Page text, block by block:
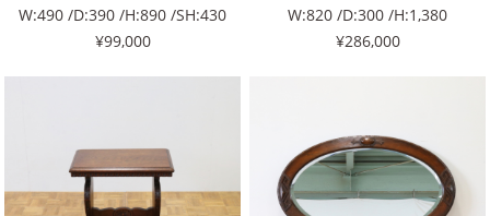
W:490 /D:390 /H:890 /SH:430
¥99,000
W:820 /D:300 /H:1,380
¥286,000